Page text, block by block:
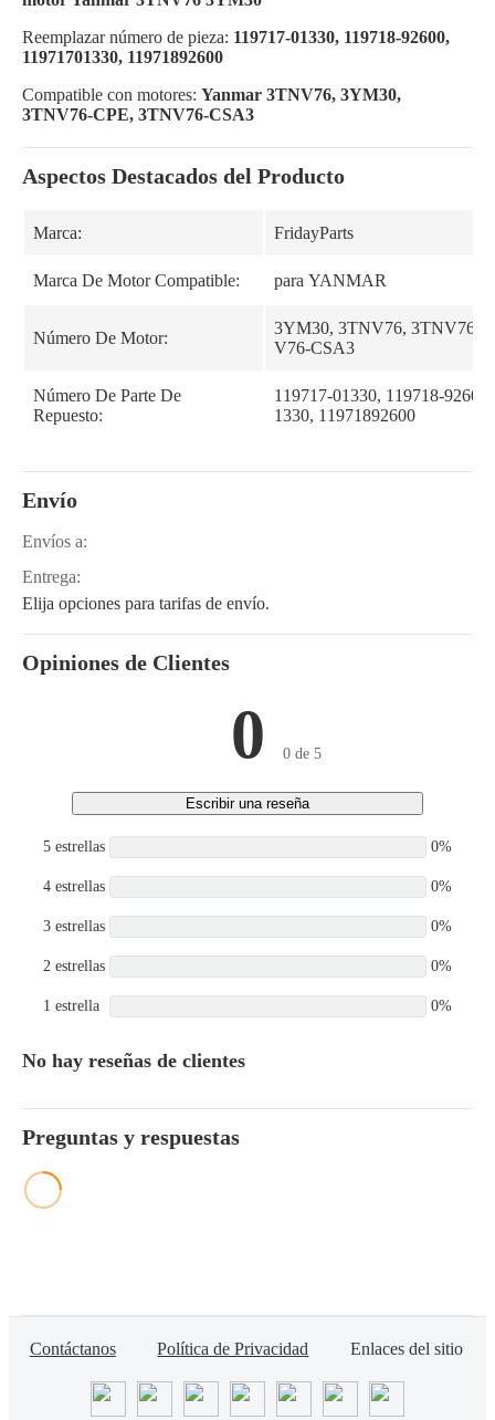
Reemplazar número de pieza: 119717-01330, 119718-92600,
11971701330, 11971892600
Compatible con motores: Yanmar 3TNV76, 3YM30,
3TNV76-CPE, 3TNV76-CSA3
Aspectos Destacados del Producto
Marca: FridayParts
Marca De Motor Compatible: para YANMAR
Número De Motor:
3YM30, 3TNV76, 3TNV76-
V76-CSA3
Número De Parte De
Repuesto:
119717-01330, 119718-
1330, 11971892600
Envío
Envíos a:
Entrega:
Elija opciones para tarifas de envío.
Opiniones de Clientes
0 0 de 5
Escribir una reseña
5 estrellas 0%
4 estrellas 0%
3 estrellas 0%
2 estrellas 0%
1 estrella 0%
No hay reseñas de clientes
Preguntas y respuestas
Contáctanos Política de Privacidad Enlaces del sitio